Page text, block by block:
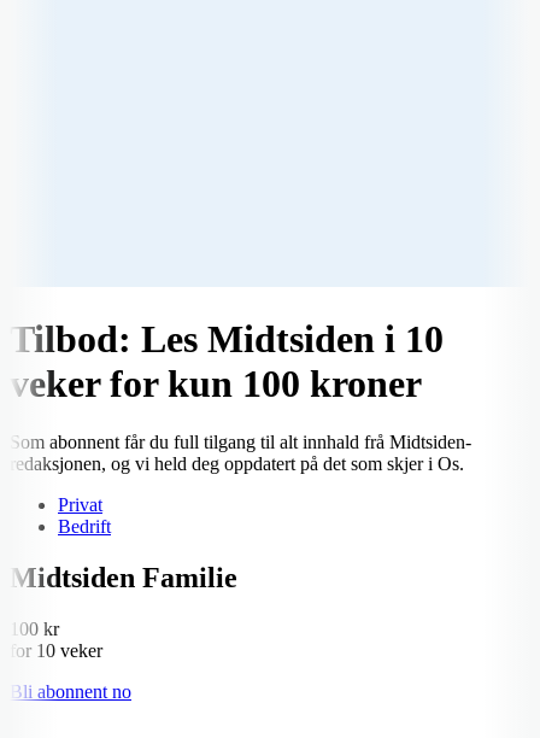
Tilbod: Les Midtsiden i 10
veker for kun 100 kroner
Som abonnent får du full tilgang til alt innhald frå Midtsiden-
redaksjonen, og vi held deg oppdatert på det som skjer i Os.
Privat
Bedrift
Midtsiden Familie
100 kr
for 10 veker
Bli abonnent no